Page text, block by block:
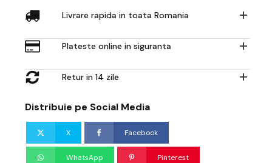
Livrare rapida in toata Romania
Plateste online in siguranta
Retur in 14 zile
Distribuie pe Social Media
X Facebook
WhatsApp Pinterest